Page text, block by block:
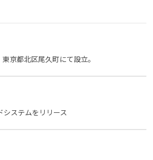
(無料) お見積もり依頼
京都北区尾久町にて設立。
ステムをリリース